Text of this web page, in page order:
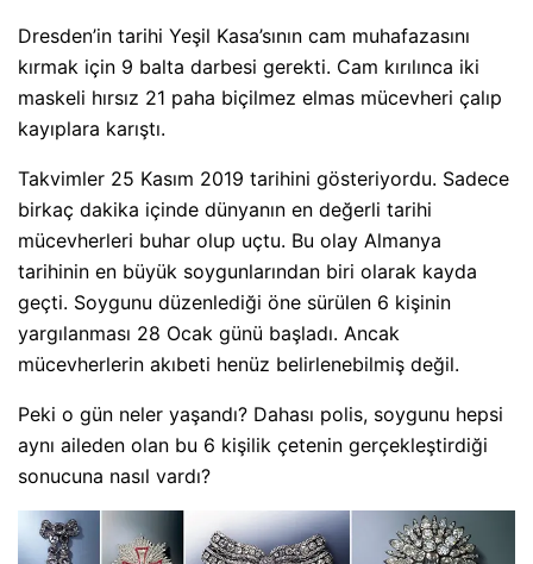
Dresden’in tarihi Yeşil Kasa’sının cam muhafazasını
kırmak için 9 balta darbesi gerekti. Cam kırılınca iki
maskeli hırsız 21 paha biçilmez elmas mücevheri çalıp
kayıplara karıştı.
Takvimler 25 Kasım 2019 tarihini gösteriyordu. Sadece
birkaç dakika içinde dünyanın en değerli tarihi
mücevherleri buhar olup uçtu. Bu olay Almanya
tarihinin en büyük soygunlarından biri olarak kayda
geçti. Soygunu düzenlediği öne sürülen 6 kişinin
yargılanması 28 Ocak günü başladı. Ancak
mücevherlerin akıbeti henüz belirlenebilmiş değil.
Peki o gün neler yaşandı? Dahası polis, soygunu hepsi
aynı aileden olan bu 6 kişilik çetenin gerçekleştirdiği
sonucuna nasıl vardı?